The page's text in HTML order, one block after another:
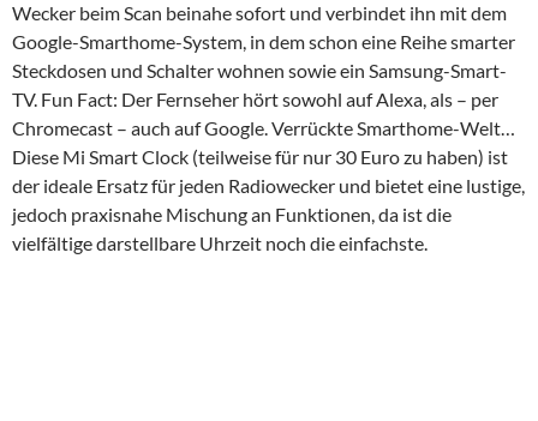
Wecker beim Scan beinahe sofort und verbindet ihn mit dem
Google-Smarthome-System, in dem schon eine Reihe smarter
Steckdosen und Schalter wohnen sowie ein Samsung-Smart-
TV. Fun Fact: Der Fernseher hört sowohl auf Alexa, als – per
Chromecast – auch auf Google. Verrückte Smarthome-Welt…
Diese Mi Smart Clock (teilweise für nur 30 Euro zu haben) ist
der ideale Ersatz für jeden Radiowecker und bietet eine lustige,
jedoch praxisnahe Mischung an Funktionen, da ist die
vielfältige darstellbare Uhrzeit noch die einfachste.